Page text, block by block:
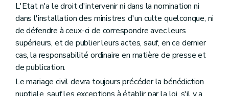
L'Etat n'a le droit d'intervenir ni dans la nomination ni
dans l'installation des ministres d'un culte quelconque, ni
de défendre à ceux-ci de correspondre avec leurs
supérieurs, et de publier leurs actes, sauf, en ce dernier
cas, la responsabilité ordinaire en matière de presse et
de publication.
Le mariage civil devra toujours précéder la bénédiction
nuptiale, sauf les exceptions à établir par la loi, s'il y a